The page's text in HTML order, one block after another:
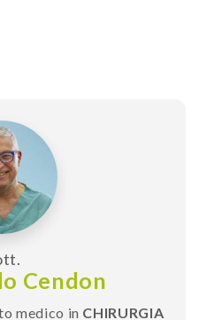
Cendon
medico in CHIRURGIA